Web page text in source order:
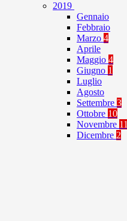
2019
Gennaio
Febbraio
Marzo 4
Aprile
Maggio 4
Giugno 1
Luglio
Agosto
Settembre 3
Ottobre 10
Novembre 11
Dicembre 2